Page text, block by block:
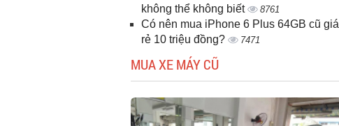
không thể không biết
8761
Có nên mua iPhone 6 Plus 64GB cũ giá
rẻ 10 triệu đồng?
7471
MUA XE MÁY CŨ